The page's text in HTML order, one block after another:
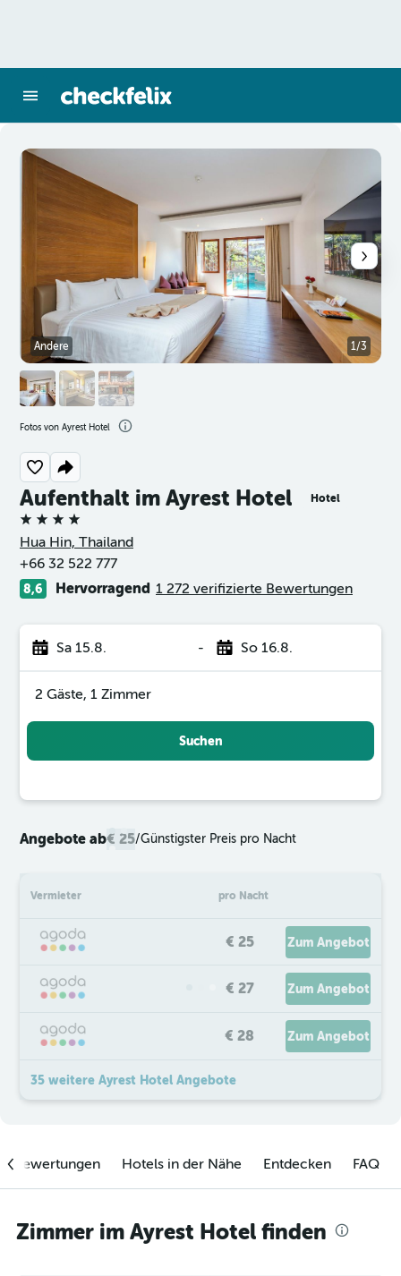
Aufenthalt im Ayrest Hotel Hotel
4 Sterne
Hua Hin, Thailand
+66 32 522 777
8,6 Hervorragend 1 272 verifizierte Bewertungen
Sa 15.8. - So 16.8.
2 Gäste, 1 Zimmer
Suchen
Angebote ab€ 25/Günstigster Preis pro Nacht
Vermieter pro Nacht
€ 25 Zum Angebot
€ 27 Zum Angebot
€ 28 Zum Angebot
35 weitere Ayrest Hotel Angebote
Andere 1/3
Fotos von Ayrest Hotel
Hotels in der Nähe Entdecken FAQ
Zimmer im Ayrest Hotel finden